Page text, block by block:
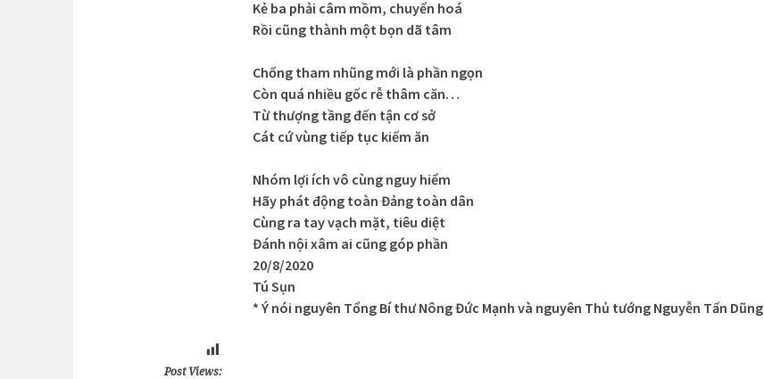
Kẻ ba phải câm mồm, chuyển hoá
Rồi cũng thành một bọn dã tâm
Chống tham nhũng mới là phần ngọn
Còn quá nhiều gốc rễ thâm căn…
Từ thượng tầng đến tận cơ sở
Cát cứ vùng tiếp tục kiếm ăn
Nhóm lợi ích vô cùng nguy hiểm
Hãy phát động toàn Đảng toàn dân
Cùng ra tay vạch mặt, tiêu diệt
Đánh nội xâm ai cũng góp phần
20/8/2020
Tú Sụn
* Ý nói nguyên Tổng Bí thư Nông Đức Mạnh và nguyên Thủ tướng Nguyễn Tấn Dũng
Post Views: